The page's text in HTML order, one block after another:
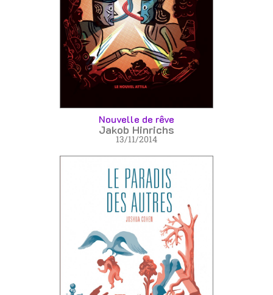
Nouvelle de rêve
Jakob Hinrichs
13/11/2014